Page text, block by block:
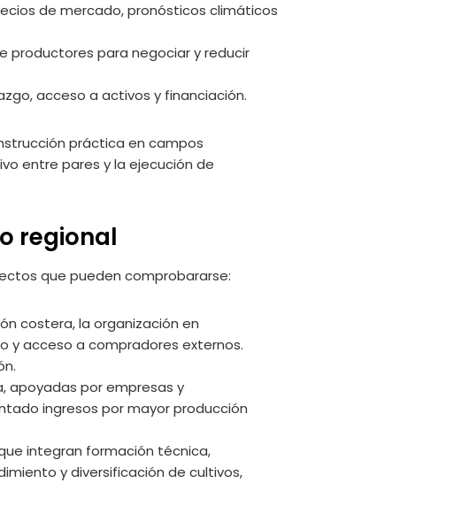
de mercado, pronósticos climáticos
productores para negociar y reducir
acceso a activos y financiación.
práctica en campos
entre pares y la ejecución de
regional
que pueden comprobararse:
costera, la organización en
y acceso a compradores externos.
apoyadas por empresas y
ingresos por mayor producción
integran formación técnica,
y diversificación de cultivos,